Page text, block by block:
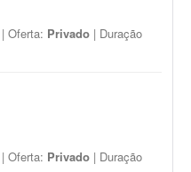
| Oferta: Privado | Duração
| Oferta: Privado | Duração